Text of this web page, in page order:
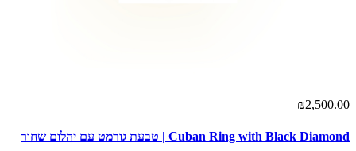
₪2,500.00
Cuban Ring with Black Diamond | טבעת גורמט עם יהלום שחור